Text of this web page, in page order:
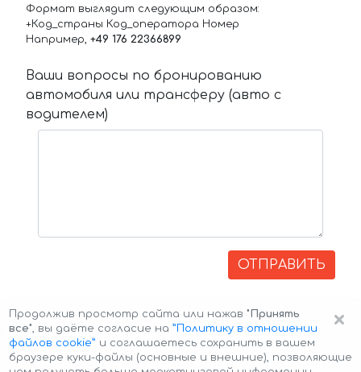
Формат выглядит следующим образом:
+Код_страны Код_оператора Номер
Например, +49 176 22366899
Ваши вопросы по бронированию
автомобиля или трансферу (авто с
водителем)
ОТПРАВИТЬ
×
Продолжив просмотр сайта или нажав "Принять
все", вы даёте согласие на ”Политику в отношении
файлов cookie” и соглашаетесь сохранить в вашем
браузере куки-файлы (основные и внешние), позволяющие